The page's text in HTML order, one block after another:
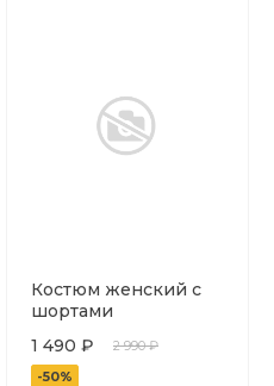
Костюм женский с
шортами
1 490 ₽
2 990 ₽
-50%